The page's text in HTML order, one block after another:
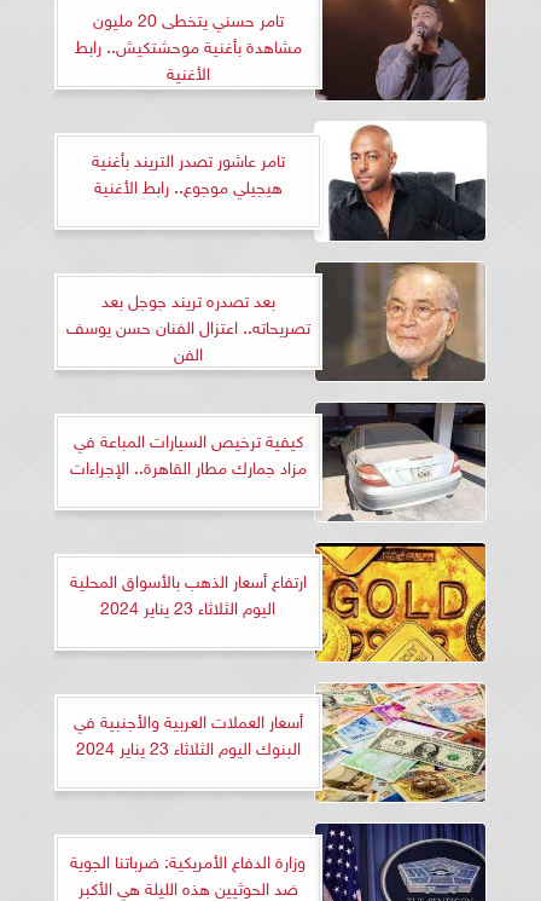
تامر حسني يتخطى 20 مليون
مشاهدة بأغنية موحشتكيش.. رابط
الأغنية
تامر عاشور تصدر التريند بأغنية
هيجيلي موجوع.. رابط الأغنية
بعد تصدره تريند جوجل بعد
تصريحاته.. اعتزال الفنان حسن يوسف
الفن
كيفية ترخيص السيارات المباعة في
مزاد جمارك مطار القاهرة.. الإجراءات
ارتفاع أسعار الذهب بالأسواق المحلية
اليوم الثلاثاء 23 يناير 2024
أسعار العملات العربية والأجنبية في
البنوك اليوم الثلاثاء 23 يناير 2024
وزارة الدفاع الأمريكية: ضرباتنا الجوية
ضد الحوثيين هذه الليلة هي الأكبر